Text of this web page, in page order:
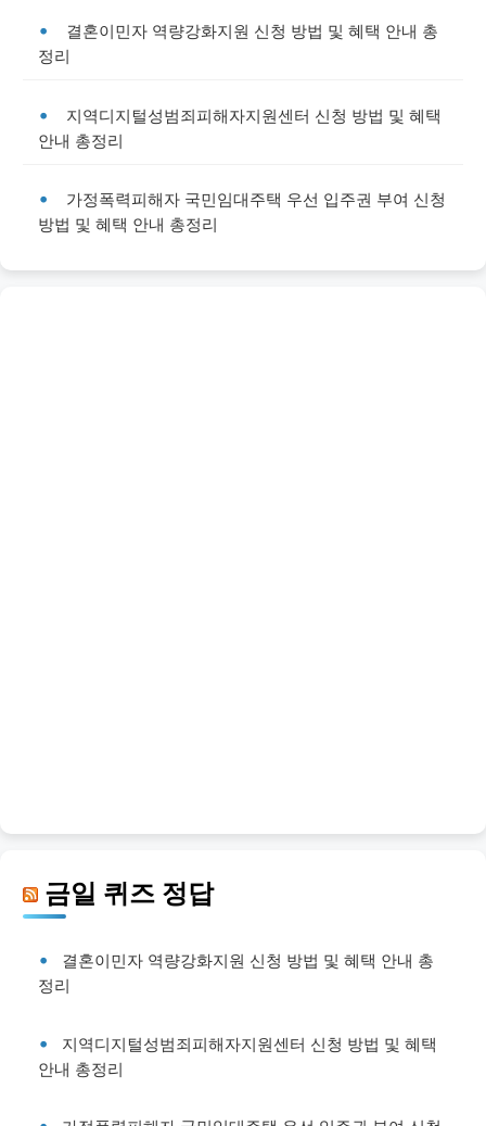
결혼이민자 역량강화지원 신청 방법 및 혜택 안내 총
정리
지역디지털성범죄피해자지원센터 신청 방법 및 혜택
안내 총정리
가정폭력피해자 국민임대주택 우선 입주권 부여 신청
방법 및 혜택 안내 총정리
금일 퀴즈 정답
결혼이민자 역량강화지원 신청 방법 및 혜택 안내 총
정리
지역디지털성범죄피해자지원센터 신청 방법 및 혜택
안내 총정리